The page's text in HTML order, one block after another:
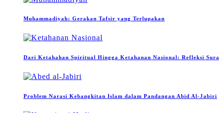
Muhammadiyah: Gerakan Tafsir yang Terlupakan
Dari Ketahahan Spiritual Hingga Ketahanan Nasional: Refleksi
Problem Narasi Kebangkitan Islam dalam Pandangan Abid Al-Jabiri